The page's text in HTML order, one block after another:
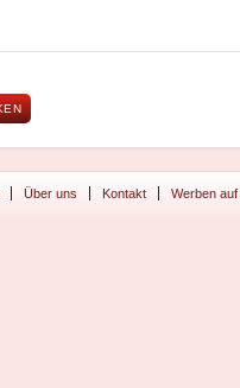
Über uns Kontakt Werben